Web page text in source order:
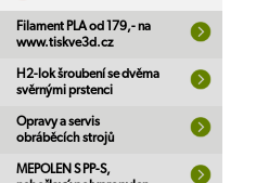
Filament PLA od 179,- na
www.tiskve3d.cz
H2-lok šroubení se dvěma
svěrnými prstenci
Opravy a servis
obráběcích strojů
MEPOLEN S PP-S,